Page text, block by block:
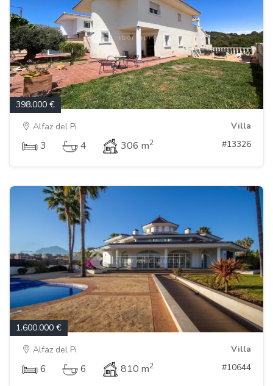
398.000 €
Alfaz del Pi
Villa
3 4 306 m2 #13326
1.600.000 €
Alfaz del Pi
Villa
6 6 810 m2 #10644